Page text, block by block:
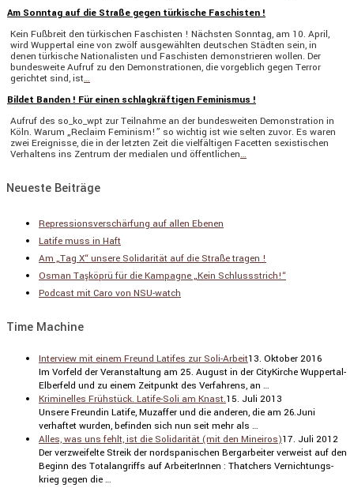
Am Sonntag auf die Straße gegen türkische Faschisten !
Kein Fußbreit den türki­schen Faschisten ! Nächsten Sonntag, am 10. April,
wird Wuppertal eine von zwölf ausge­wählten deutschen Städten sein, in
denen türki­sche Natio­na­listen und Faschisten demons­trieren wollen. Der
bundes­weite Aufruf zu den Demons­tra­tionen, die vorgeb­lich gegen Terror
gerichtet sind, ist…
Bildet Banden ! Für einen schlagkräftigen Feminismus !
Aufruf des so_ko_wpt zur Teilnahme an der bundes­weiten Demons­tra­tion in
Köln. Warum „Reclaim Feminism!” so wichtig ist wie selten zuvor. Es waren
zwei Ereig­nisse, die in der letzten Zeit die vielfäl­tigen Facetten sexis­ti­schen
Verhal­tens ins Zentrum der medialen und öffent­li­chen…
Neueste Beiträge
Repressionsverschärfung auf allen Ebenen
Latife muss in Haft
Am „Tag X“ unsere Solidarität auf die Straße tragen !
Osman Taşköprü für die Kampagne „Kein Schlussstrich!“
Podcast mit Caro von NSU-watch
Time Machine
Interview mit einem Freund Latifes zur Soli-Arbeit13. Oktober 2016
Im Vorfeld der Veran­stal­tung am 25. August in der CityKirche Wuppertal-
Elber­feld und zu einem Zeitpunkt des Verfah­rens, an …
Kriminelles Frühstück. Latife-Soli am Knast.15. Juli 2013
Unsere Freundin Latife, Muzaffer und die anderen, die am 26.Juni
verhaftet wurden, befinden sich nun seit mehr als …
Alles, was uns fehlt, ist die Solidarität (mit den Mineiros)17. Juli 2012
Der verzwei­felte Streik der nordspa­ni­schen Bergar­beiter verweist auf den
Beginn des Total­an­griffs auf Arbei­te­rInnen : Thatchers Vernich­tungs­
krieg gegen die …